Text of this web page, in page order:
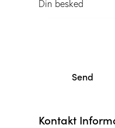
Kontakt